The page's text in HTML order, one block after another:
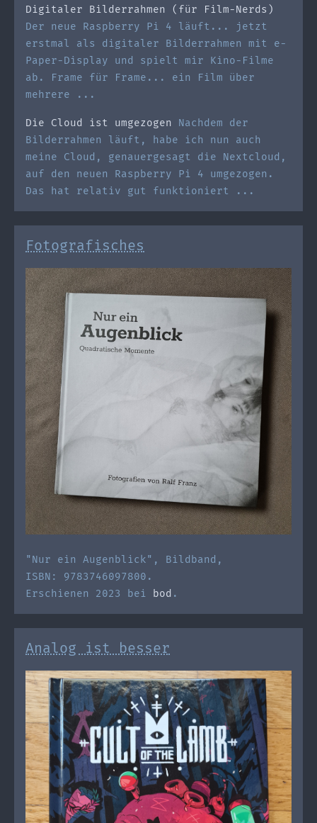
Digitaler Bilderrahmen (für Film-Nerds)
Der neue Raspberry Pi 4 läuft... jetzt
erstmal als digitaler Bilderrahmen mit e-
Paper-Display und spielt mir Kino-Filme
ab. Frame für Frame... ein Film über
mehrere ...
Die Cloud ist umgezogen
Nachdem der
Bilderrahmen läuft, habe ich nun auch
meine Cloud, genauergesagt die Nextcloud,
auf den neuen Raspberry Pi 4 umgezogen.
Das hat relativ gut funktioniert ...
Fotografisches
"Nur ein Augenblick", Bildband,
ISBN: 9783746097800.
Erschienen 2023 bei
bod .
Analog ist besser